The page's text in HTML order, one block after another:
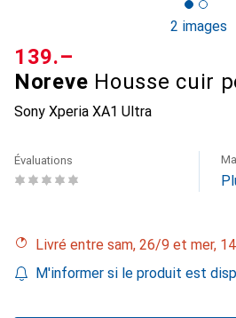
2 images
Noreve Housse cuir
Sony Xperia XA1 Ultra
CHF
139.–
Évaluations
Livré entre sam, 26/9 et mer,
M'informer si le produit est